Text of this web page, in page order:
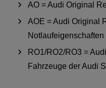
AO = Audi Original
AOE = Audi Original
Notlaufeigenschaften
RO1/RO2/RO3 =
Fahrzeuge der Audi